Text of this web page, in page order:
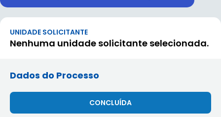
UNIDADE SOLICITANTE
Nenhuma unidade solicitante selecionada.
Dados do Processo
CONCLUÍDA